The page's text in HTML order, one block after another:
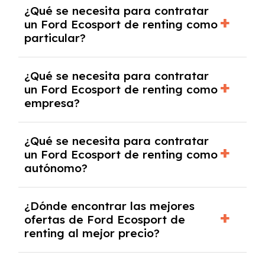
pero puede haber penalizaciones por
cancelación anticipada. Es importante revisar
las condiciones del contrato y hablar con un
experto que te asesore.
¿Qué se necesita para contratar
un Ford Ecosport de renting como
particular?
y, en algunos casos, una consulta de solvencia
crediticia y un pago inicial.
¿Qué se necesita para contratar
un Ford Ecosport de renting como
empresa?
documentación financiera y, en algunos
casos, un informe de solvencia de la empresa
y un pago inicial.
¿Qué se necesita para contratar
un Ford Ecosport de renting como
autónomo?
autónomos, justificante de ingresos y, en
algunos casos, un informe fiscal y un pago
inicial.
¿Dónde encontrar las mejores
ofertas de Ford Ecosport de
renting al mejor precio?